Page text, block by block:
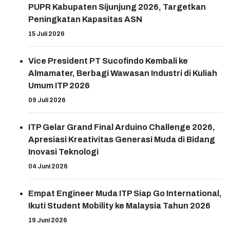
PUPR Kabupaten Sijunjung 2026, Targetkan
Peningkatan Kapasitas ASN
15 Juli 2026
Vice President PT Sucofindo Kembali ke
Almamater, Berbagi Wawasan Industri di Kuliah
Umum ITP 2026
09 Juli 2026
ITP Gelar Grand Final Arduino Challenge 2026,
Apresiasi Kreativitas Generasi Muda di Bidang
Inovasi Teknologi
04 Juni 2026
Empat Engineer Muda ITP Siap Go International,
Ikuti Student Mobility ke Malaysia Tahun 2026
19 Juni 2026